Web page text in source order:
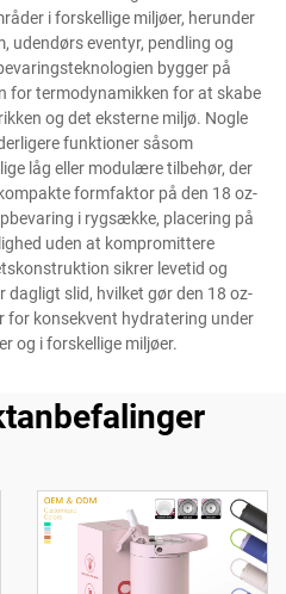
i forskellige miljøer, herunder
udendørs eventyr, pendling og
bygger på
for termodynamikken for at skabe
og det eksterne miljø. Nogle
funktioner såsom
låg eller modulære tilbehør, der
formfaktor på den 18 oz-
i rygsække, placering på
uden at kompromittere
sikrer levetid og
slid, hvilket gør den 18 oz-
for konsekvent hydratering under
og i forskellige miljøer.